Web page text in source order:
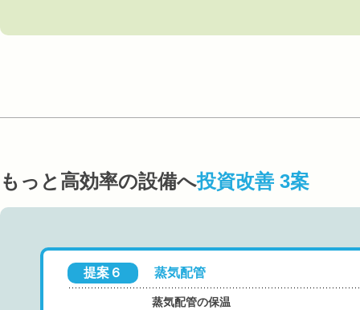
もっと高効率の設備へ投資改善 3案
提案６ 蒸気配管
蒸気配管の保温